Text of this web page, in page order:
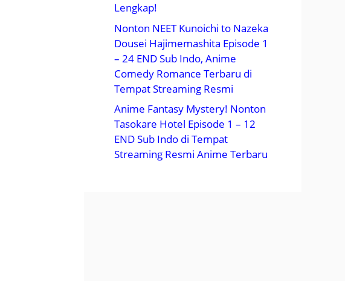
Lengkap!
Nonton NEET Kunoichi to Nazeka
Dousei Hajimemashita Episode 1
– 24 END Sub Indo, Anime
Comedy Romance Terbaru di
Tempat Streaming Resmi
Anime Fantasy Mystery! Nonton
Tasokare Hotel Episode 1 – 12
END Sub Indo di Tempat
Streaming Resmi Anime Terbaru